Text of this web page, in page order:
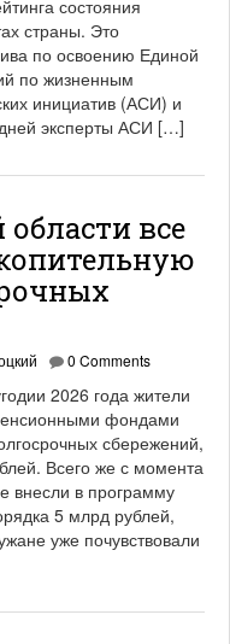
состояния
страны. Это
по освоению Единой
по жизненным
инициатив (АСИ) и
эксперты АСИ […]
все
0 Comments
2026 года жители
фондами
сбережений,
Всего же с момента
внесли в программу
5 млрд рублей,
уже почувствовали